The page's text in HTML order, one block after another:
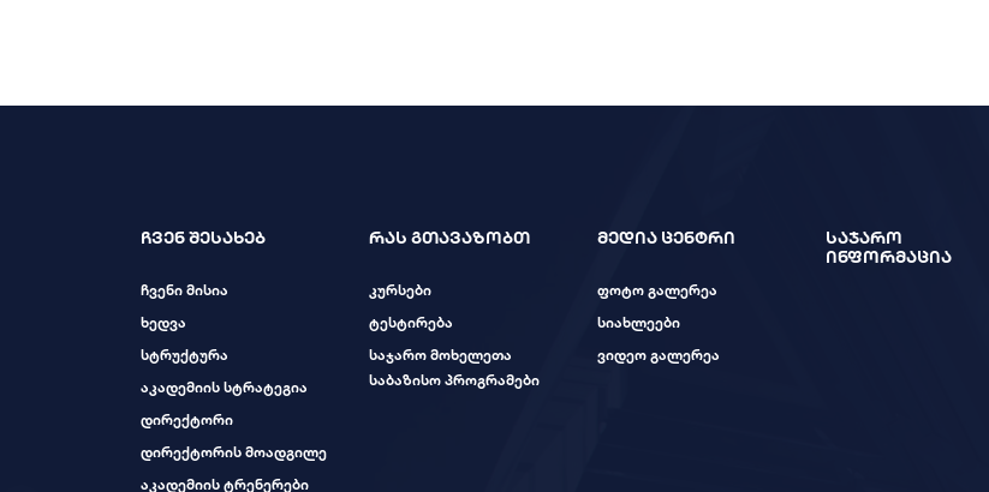
ჩვენ შესახებ
ჩვენი მისია
ხედვა
სტრუქტურა
აკადემიის სტრატეგია
დირექტორი
დირექტორის მოადგილე
აკადემიის ტრენერები
რას გთავაზობთ
კურსები
ტესტირება
საჯარო მოხელეთა
საბაზისო პროგრამები
მედია ცენტრი
ფოტო გალერეა
სიახლეები
ვიდეო გალერეა
საჯარო
ინფორმაცია